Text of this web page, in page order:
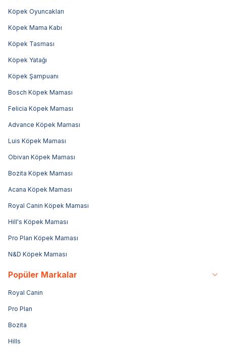
Köpek Oyuncakları
Köpek Mama Kabı
Köpek Tasması
Köpek Yatağı
Köpek Şampuanı
Bosch Köpek Maması
Felicia Köpek Maması
Advance Köpek Maması
Luis Köpek Maması
Obivan Köpek Maması
Bozita Köpek Maması
Acana Köpek Maması
Royal Canin Köpek Maması
Hill's Köpek Maması
Pro Plan Köpek Maması
N&D Köpek Maması
Popüler Markalar
Royal Canin
Pro Plan
Bozita
Hills